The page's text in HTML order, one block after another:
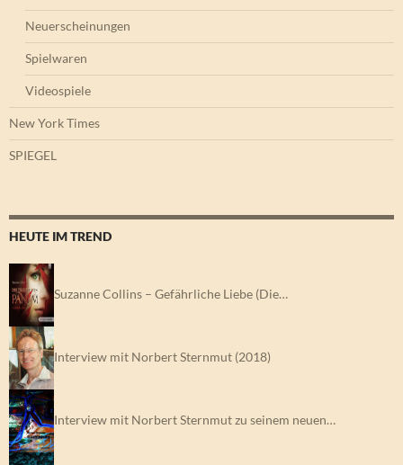
Neuerscheinungen
Spielwaren
Videospiele
New York Times
SPIEGEL
HEUTE IM TREND
Suzanne Collins – Gefährliche Liebe (Die…
Interview mit Norbert Sternmut (2018)
Interview mit Norbert Sternmut zu seinem neuen…